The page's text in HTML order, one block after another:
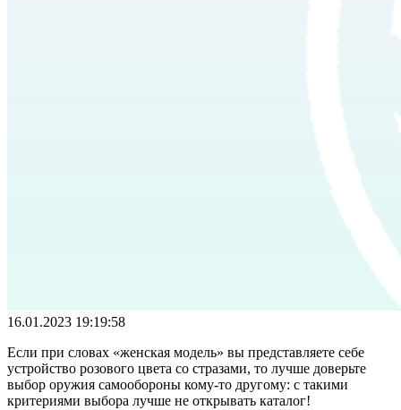
16.01.2023 19:19:58
Если при словах «женская модель» вы представляете себе
устройство розового цвета со стразами, то лучше доверьте
выбор оружия самообороны кому-то другому: с такими
критериями выбора лучше не открывать каталог!